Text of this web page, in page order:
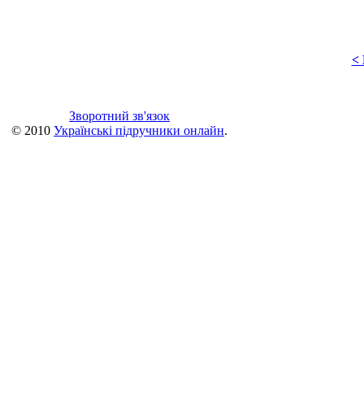
<
Зворотний зв'язок
© 2010 Українські підручники онлайн.